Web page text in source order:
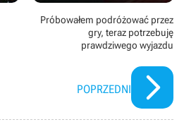
Próbowałem podróżować przez
gry, teraz potrzebuję
prawdziwego wyjazdu
POPRZEDNI